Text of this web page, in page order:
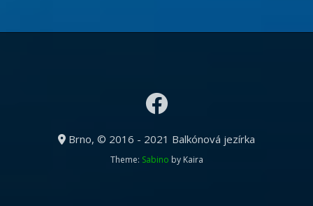
Brno, © 2016 - 2021 Balkónová jezírka
Theme: Sabino by Kaira